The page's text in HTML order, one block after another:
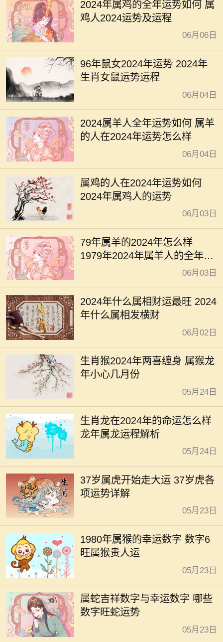
2024年属鸡的全年运势如何 属
鸡人2024运势及运程
06月06日
96年鼠女2024年运势 2024年
生肖女鼠运势运程
06月04日
2024属羊人全年运势如何 属羊
的人在2024年运势怎么样
06月04日
属鸡的人在2024年运势如何
2024年属鸡人的运势
06月03日
79年属羊的2024年怎么样
1979年2024年属羊人的全年运
06月03日
2024年什么属相财运最旺 2024
年什么属相发横财
06月02日
生肖猴2024年两喜缠身 属猴龙
年小心几月份
05月24日
生肖龙在2024年的命运怎么样
龙年属龙运程解析
05月24日
37岁属虎开始走大运 37岁虎各
项运势详解
05月23日
1980年属猴的幸运数字 数字6
旺属猴贵人运
05月23日
属蛇吉祥数字与幸运数字 哪些
数字旺蛇运势
05月23日